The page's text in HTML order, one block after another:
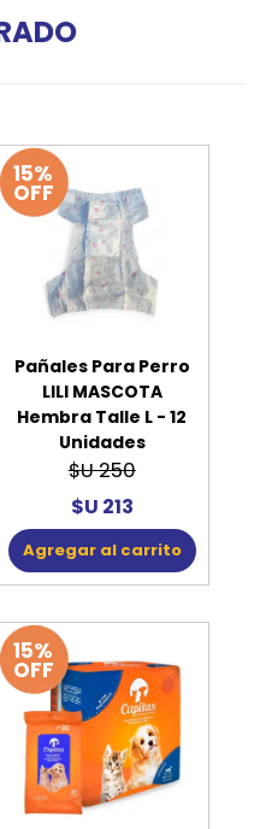
15%
OFF
Pañales Para Perro
LILI MASCOTA
Hembra Talle L - 12
Unidades
$U 250
$U 213
Agregar al carrito
15%
OFF